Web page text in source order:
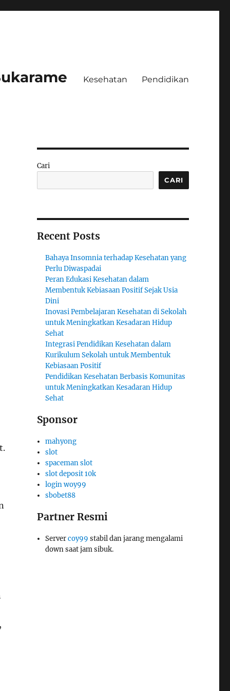
Kesehatan Pendidikan
Cari
CARI
Recent Posts
Bahaya Insomnia terhadap Kesehatan yang
Perlu Diwaspadai
Peran Edukasi Kesehatan dalam
Membentuk Kebiasaan Positif Sejak Usia
Dini
Inovasi Pembelajaran Kesehatan di Sekolah
untuk Meningkatkan Kesadaran Hidup
Sehat
Integrasi Pendidikan Kesehatan dalam
Kurikulum Sekolah untuk Membentuk
Kebiasaan Positif
Pendidikan Kesehatan Berbasis Komunitas
untuk Meningkatkan Kesadaran Hidup
Sehat
Sponsor
mahyong
slot
spaceman slot
slot deposit 10k
login woy99
sbobet88
Partner Resmi
Servercoy99 stabil dan jarang mengalami
down saat jam sibuk.